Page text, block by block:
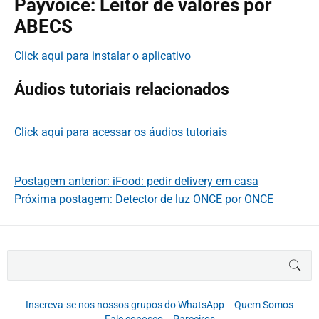
Payvoice: Leitor de valores por
ABECS
Click aqui para instalar o aplicativo
Áudios tutoriais relacionados
Click aqui para acessar os áudios tutoriais
Postagem anterior: iFood: pedir delivery em casa
Próxima postagem: Detector de luz ONCE por ONCE
Inscreva-se nos nossos grupos do WhatsApp
Quem Somos